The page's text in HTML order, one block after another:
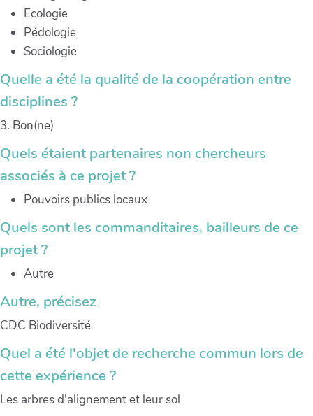
Ecologie
Pédologie
Sociologie
Quelle a été la qualité de la coopération entre
disciplines ?
3. Bon(ne)
Quels étaient partenaires non chercheurs
associés à ce projet ?
Pouvoirs publics locaux
Quels sont les commanditaires, bailleurs de ce
projet ?
Autre
Autre, précisez
CDC Biodiversité
Quel a été l'objet de recherche commun lors de
cette expérience ?
Les arbres d'alignement et leur sol